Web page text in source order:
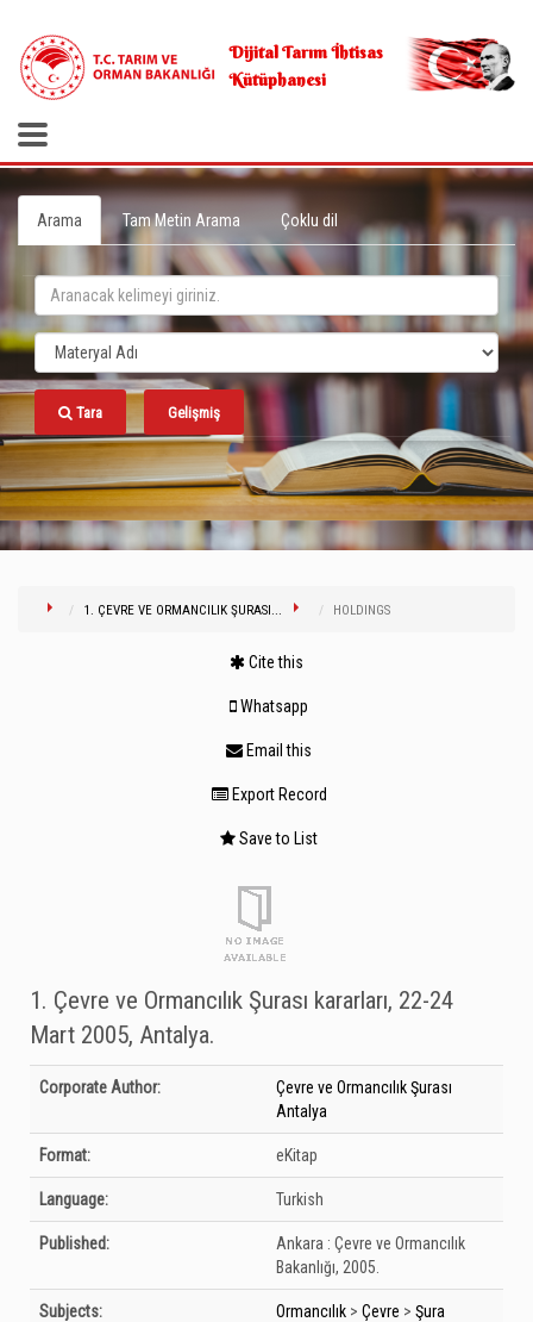
Dijital Tarım İhtisas
Kütüphanesi
Arama Tam Metin Arama Çoklu dil
Tara Gelişmiş
1. ÇEVRE VE ORMANCILIK ŞURASI... HOLDINGS
Cite this
Whatsapp
Email this
Export Record
Save to List
1. Çevre ve Ormancılık Şurası kararları, 22-24
Mart 2005, Antalya.
Bibliographic Details
Corporate Author:
Çevre ve Ormancılık Şurası
Antalya
Format: eKitap
Language: Turkish
Published: Ankara : Çevre ve Ormancılık
Bakanlığı, 2005.
Subjects: Ormancılık > Çevre > Şura